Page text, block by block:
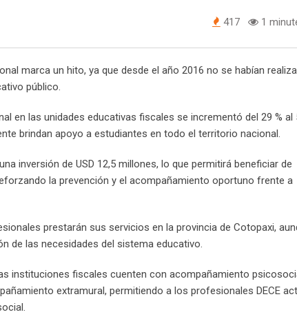
417 1
marca un hito, ya que desde el año 2016 no se habían
público.
en las unidades educativas fiscales se incrementó del 29 % al
brindan apoyo a estudiantes en todo el territorio nacional.
inversión de USD 12,5 millones, lo que permitirá beneficiar de
la prevención y el acompañamiento oportuno frente a
prestarán sus servicios en la provincia de Cotopaxi,
de las necesidades del sistema educativo.
instituciones fiscales cuenten con acompañamiento
extramural, permitiendo a los profesionales DECE